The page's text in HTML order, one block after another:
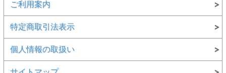
ご利用案内
特定商取引法表示
個人情報の取扱い